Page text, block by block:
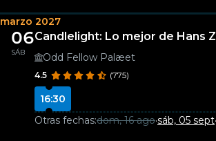
marzo 2027
06
SÁB
Candlelight: Lo mejor de Hans
Odd Fellow Palæet
4.5 (775)
16:30
Otras fechas:dom, 16 ago·sáb, 05 sept·